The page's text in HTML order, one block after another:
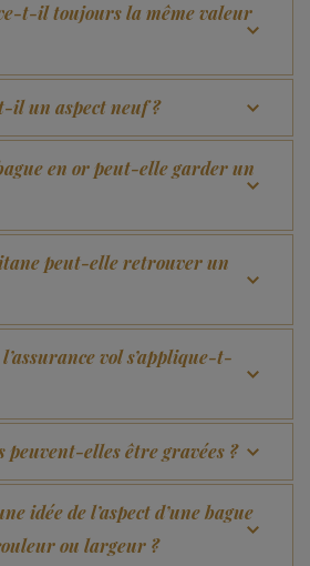
t-il toujours la même valeur
il un aspect neuf ?
en or peut-elle garder un
peut-elle retrouver un
vol s’applique-t-
peuvent-elles être gravées ?
idée de l’aspect d’une bague
ou largeur ?